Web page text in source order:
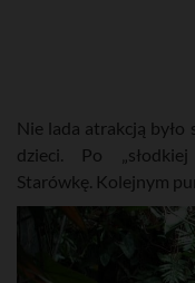
Nie lada atrakcją
dzieci. Po
Starówkę. Kolejnym